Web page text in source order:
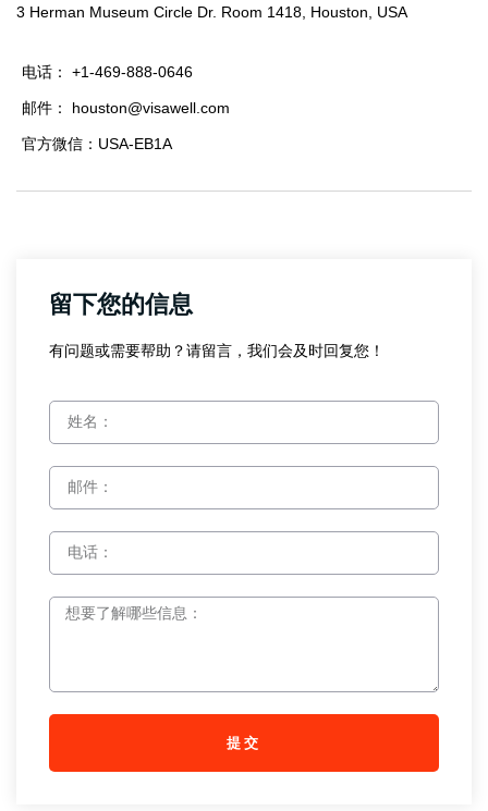
3 Herman Museum Circle Dr. Room 1418, Houston, USA
电话： +1-469-888-0646
邮件： houston@visawell.com
官方微信：USA-EB1A
留下您的信息
有问题或需要帮助？请留言，我们会及时回复您！
提交